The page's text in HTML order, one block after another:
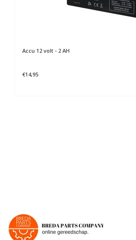
Accu 12 volt - 2 AH
€14,95